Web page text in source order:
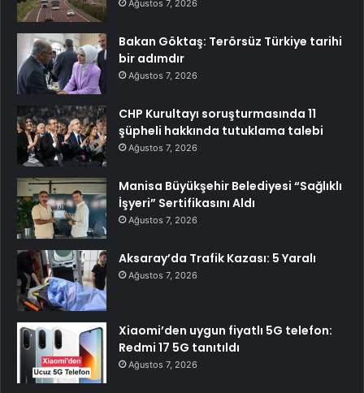
Ağustos 7, 2026
Bakan Göktaş: Terörsüz Türkiye tarihi
bir adımdır
Ağustos 7, 2026
CHP Kurultayı soruşturmasında 11
şüpheli hakkında tutuklama talebi
Ağustos 7, 2026
Manisa Büyükşehir Belediyesi “Sağlıklı
İşyeri” Sertifikasını Aldı
Ağustos 7, 2026
Aksaray’da Trafik Kazası: 5 Yaralı
Ağustos 7, 2026
Xiaomi’den uygun fiyatlı 5G telefon:
Redmi 17 5G tanıtıldı
Ağustos 7, 2026